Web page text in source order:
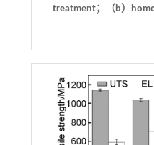
treatment；（b）